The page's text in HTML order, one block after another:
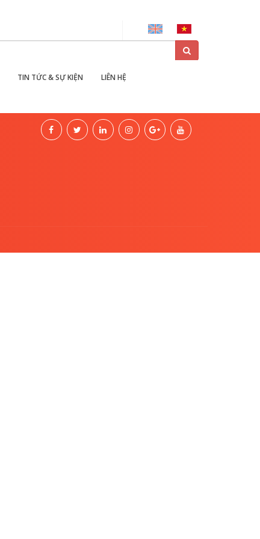
TIN TỨC & SỰ KIỆN LIÊN HỆ